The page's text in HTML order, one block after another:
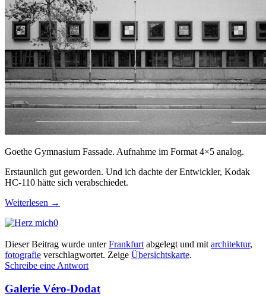
Goethe Gymnasium Fassade. Aufnahme im Format 4×5 analog.
Erstaunlich gut geworden. Und ich dachte der Entwickler, Kodak
HC-110 hätte sich verabschiedet.
Weiterlesen →
0
Dieser Beitrag wurde unterFrankfurt abgelegt und mit architektur,
fotografie verschlagwortet. Zeige Übersichtskarte.
Schreibe eine Antwort
Galerie Véro-Dodat